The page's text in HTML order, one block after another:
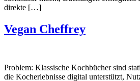
direkte […]
Vegan Cheffrey
Problem: Klassische Kochbücher sind
die Kocherlebnisse digital unterstützt,